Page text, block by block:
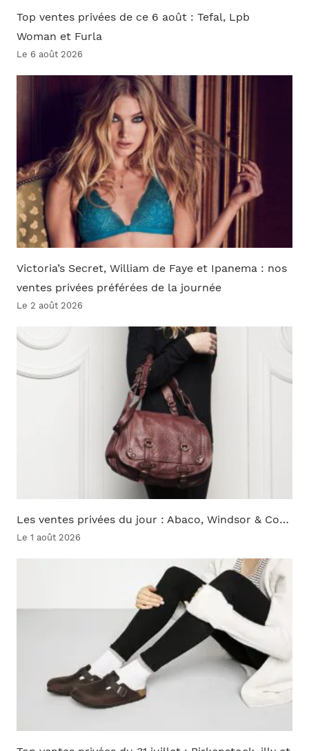
Top ventes privées de ce 6 août : Tefal, Lpb
Woman et Furla
Le 6 août 2026
Victoria’s Secret, William de Faye et Ipanema : nos
ventes privées préférées de la journée
Le 2 août 2026
Les ventes privées du jour : Abaco, Windsor & Co…
Le 1 août 2026